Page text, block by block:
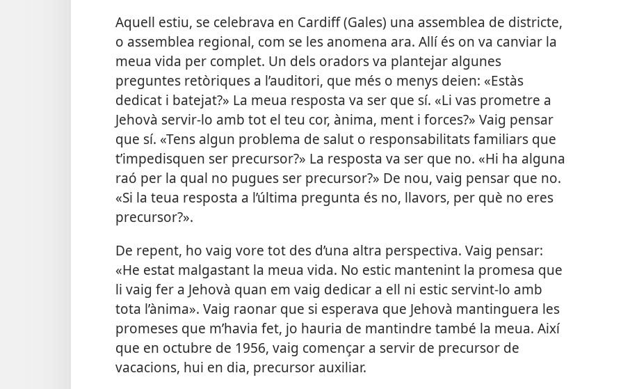
Aquell estiu, se celebrava en Cardiff (Gales) una assemblea de districte,
o assemblea regional, com se les anomena ara. Allí és on va canviar la
meua vida per complet. Un dels oradors va plantejar algunes
preguntes retòriques a l’auditori, que més o menys deien: «Estàs
dedicat i batejat?» La meua resposta va ser que sí. «Li vas prometre a
Jehovà servir-lo amb tot el teu cor, ànima, ment i forces?» Vaig pensar
que sí. «Tens algun problema de salut o responsabilitats familiars que
t’impedisquen ser precursor?» La resposta va ser que no. «Hi ha alguna
raó per la qual no pugues ser precursor?» De nou, vaig pensar que no.
«Si la teua resposta a l’última pregunta és no, llavors, per què no eres
precursor?».
De repent, ho vaig vore tot des d’una altra perspectiva. Vaig pensar:
«He estat malgastant la meua vida. No estic mantenint la promesa que
li vaig fer a Jehovà quan em vaig dedicar a ell ni estic servint-lo amb
tota l’ànima». Vaig raonar que si esperava que Jehovà mantinguera les
promeses que m’havia fet, jo hauria de mantindre també la meua. Així
que en octubre de 1956, vaig començar a servir de precursor de
vacacions, hui en dia, precursor auxiliar.